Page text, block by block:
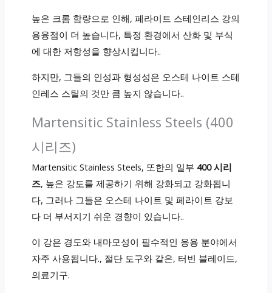
높은 크롬 함량으로 인해, 페라이트 스테인리스 강의
용융점이 더 높습니다, 특정 환경에서 산화 및 부식
에 대한 저항성을 향상시킵니다..
하지만, 그들의 인성과 형성성은 오스테 나이트 스테
인레스 스틸의 것만 큼 높지 않습니다..
Martensitic Stainless Steels (400
시리즈)
Martensitic Stainless Steels, 또한의 일부 400 시리
즈, 높은 강도를 제공하기 위해 강화되고 강화됩니
다, 그러나 그들은 오스테 나이트 및 페라이트 강보
다 더 부서지기 쉬운 경향이 있습니다..
이 강은 경도와 내마모성이 필수적인 응용 분야에서
자주 사용됩니다., 절단 도구와 같은, 터빈 블레이드,
의료기구.